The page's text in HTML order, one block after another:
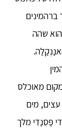
ברהמינים
שהה
מאוכלס
מים
פַּסֵנַדִי מלך